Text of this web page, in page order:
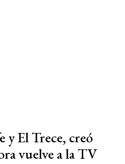
y El Trece, creó
vuelve a la TV